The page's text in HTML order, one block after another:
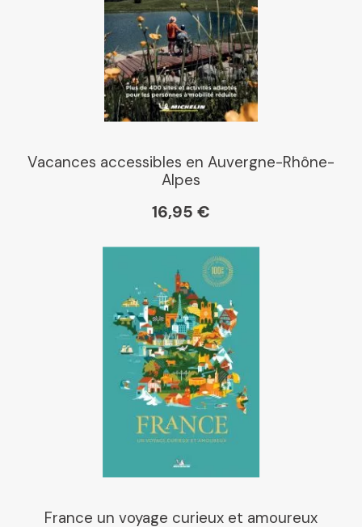
Vacances accessibles en Auvergne-Rhône-
Alpes
16,95 €
France un voyage curieux et amoureux